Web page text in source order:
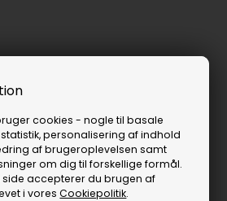
cookies - nogle til basale
personalisering af indhold
af brugeroplevelsen samt
om dig til forskellige formål.
accepterer du brugen af
i voresCookiepolitik.